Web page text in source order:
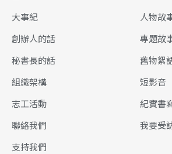
大事紀
創辦人的話
秘書長的話
組織架構
志工活動
聯絡我們
支持我們
人物故
專題故
舊物絮
短影音
紀實書
我要受